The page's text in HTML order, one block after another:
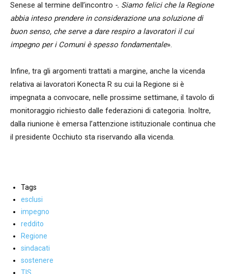
Senese al termine dell’incontro -. Siamo felici che la Regione
abbia inteso prendere in considerazione una soluzione di
buon senso, che serve a dare respiro a lavoratori il cui
impegno per i Comuni è spesso fondamentale».
Infine, tra gli argomenti trattati a margine, anche la vicenda
relativa ai lavoratori Konecta R su cui la Regione si è
impegnata a convocare, nelle prossime settimane, il tavolo di
monitoraggio richiesto dalle federazioni di categoria. Inoltre,
dalla riunione è emersa l’attenzione istituzionale continua che
il presidente Occhiuto sta riservando alla vicenda.
Tags
esclusi
impegno
reddito
Regione
sindacati
sostenere